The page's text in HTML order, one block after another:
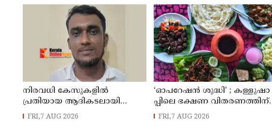
നിരവധി കേസുകളിൽ
പ്രതിയായ ആദികടലായി
സ്വദേശി ജംഷീറിനെ കാപ്പ
ചുമത്തി ജയിലിലടച്ചു
FRI,7 AUG 2026
‘ഓ​പ​റേ​ഷ​ൻ ശു​ദ്ധി’ ; ക​ള്ളു​ഷാ​
പ്പി​ലെ ഭ​ക്ഷ​ണ വി​ത​ര​ണ​ത്തി​ന്
ലൈ​സ​ൻ​സ് നി​ർ​ബ​ന്ധ​മാ​ക്കി ഉ​
ത്ത​ര​വി​റ​ക്കി എ​ക്​​സൈ​സ്​ വ​കു​
FRI,7 AUG 2026